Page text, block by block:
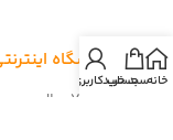
درباره ی فروشگاه
تیم ما
خانهسبد خرید
حساب کاربری من